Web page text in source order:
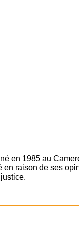
en 1985 au
raison de ses